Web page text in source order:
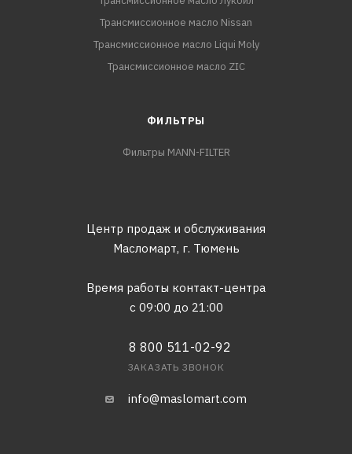
Трансмиссионное масло Nissan
Трансмиссионное масло Liqui Moly
Трансмиссионное масло ZIC
ФИЛЬТРЫ
Фильтры MANN-FILTER
Центр продаж и обслуживания
Масломарт, г. Тюмень
Время работы контакт-центра
с 09:00 до 21:00
8 800 511-02-92
ЗАКАЗАТЬ ЗВОНОК
info@maslomart.com